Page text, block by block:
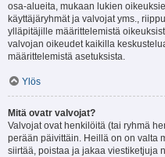
osa-alueita, mukaan lukien
käyttäjäryhmät ja valvojat yms.,
ylläpitäjille määrittelemistä
valvojan oikeudet kaikilla
määrittelemistä asetuksista.
Ylös
Mitä ovatr valvojat?
Valvojat ovat henkilöitä (tai ryhmä
perään päivittäin. Heillä on on valta
siirtää, poistaa ja jakaa viestiketjuja